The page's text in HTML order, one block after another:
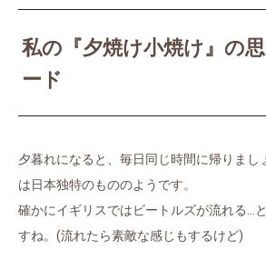
私の『夕焼け小焼け』の
ード
夕暮れになると、毎日同じ時間に帰りまし
は日本独特のもののようです。
確かにイギリスではビートルズが流れる…
すね。(流れたら素敵な感じもするけど)